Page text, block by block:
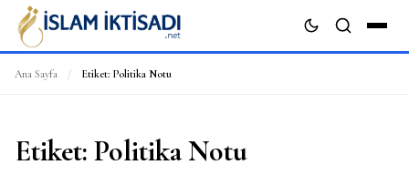
Ana Sayfa / Etiket: Politika Notu
Etiket: Politika Notu